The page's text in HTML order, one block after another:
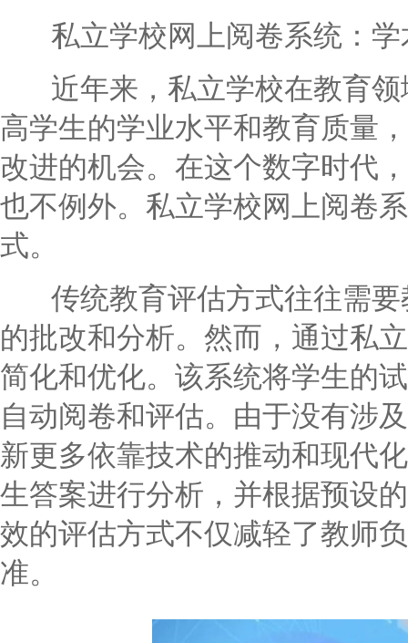
私立学校网上阅卷系统：学
近年来，私立学校在教育领
高学生的学业水平和教育质量
改进的机会。在这个数字时代
也不例外。私立学校网上阅卷
式。
传统教育评估方式往往需要
的批改和分析。然而，通过私
简化和优化。该系统将学生的
自动阅卷和评估。由于没有涉
新更多依靠技术的推动和现代
生答案进行分析，并根据预设
效的评估方式不仅减轻了教师
准。